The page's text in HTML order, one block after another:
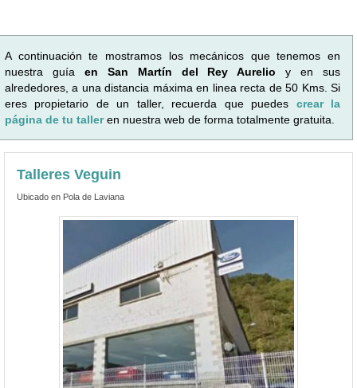
A continuación te mostramos los mecánicos que tenemos en
nuestra guía en San Martín del Rey Aurelio y en sus
alrededores, a una distancia máxima en linea recta de 50 Kms. Si
eres propietario de un taller, recuerda que puedes crear la
página de tu talleren nuestra web de forma totalmente gratuita.
Talleres Veguin
Ubicado en Pola de Laviana